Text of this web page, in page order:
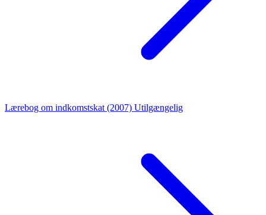
Lærebog om indkomstskat (2007) Utilgængelig